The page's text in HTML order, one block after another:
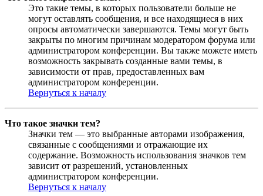
Это такие темы, в которых пользователи больше не
могут оставлять сообщения, и все находящиеся в них
опросы автоматически завершаются. Темы могут быть
закрыты по многим причинам модератором форума или
администратором конференции. Вы также можете иметь
возможность закрывать созданные вами темы, в
зависимости от прав, предоставленных вам
администратором конференции.
Вернуться к началу
Что такое значки тем?
Значки тем — это выбранные авторами изображения,
связанные с сообщениями и отражающие их
содержание. Возможность использования значков тем
зависит от разрешений, установленных
администратором конференции.
Вернуться к началу